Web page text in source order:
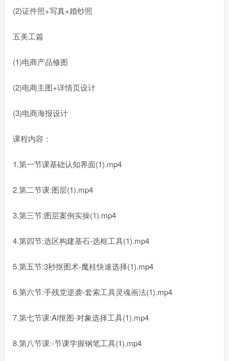
(2)证件照+写真+婚纱照
五美工篇
(1)电商产品修图
(2)电商主图+详情页设计
(3)电商海报设计
课程内容：
1.第一节课基础认知界面(1).mp4
2.第二节课:图层(1).mp4
3.第三节:图层案例实操(1).mp4
4.第四节:选区构建基石-选框工具(1).mp4
5.第五节:3秒抠图术-魔桂快速选择(1).mp4
6.第六节:手残党逆袭-套索工具灵魂画法(1).mp4
7.第七节课:AI抠图-对象选择工具(1).mp4
8.第八节课:-节课学握钢笔工具(1).mp4